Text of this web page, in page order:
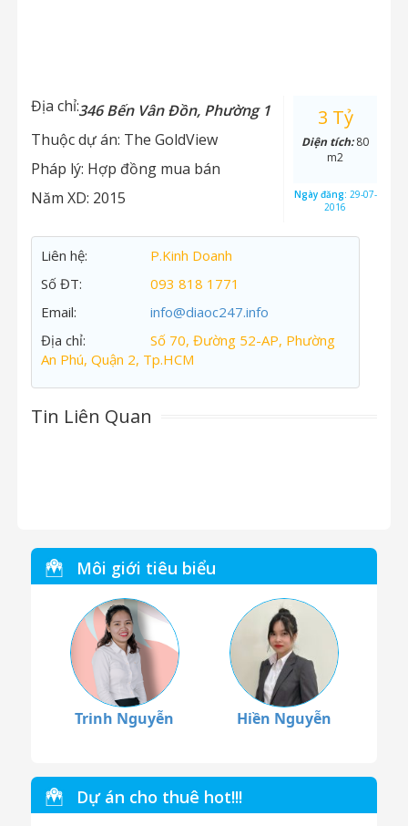
Địa chỉ:346 Bến Vân Đồn, Phường 1
Thuộc dự án: The GoldView
Pháp lý: Hợp đồng mua bán
Năm XD: 2015
3 Tỷ
Diện tích:80
m2
Ngày đăng: 29-07-
2016
Liên hệ:
P.Kinh Doanh
Số ĐT:
093 818 1771
Email:
info@diaoc247.info
Địa chỉ:
Số 70, Đường 52-AP, Phường
An Phú, Quận 2, Tp.HCM
Tin Liên Quan
Môi giới tiêu biểu
Trinh Nguyễn Hiền Nguyễn
Dự án cho thuê hot!!!